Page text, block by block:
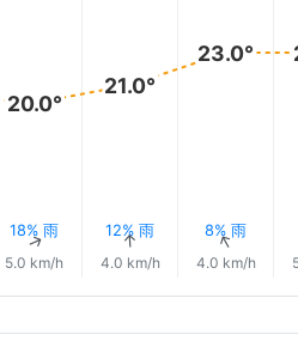
20.0°
18% 雨
↑
5.0 km/h
21.0°
12% 雨
↑
4.0 km/h
23.0°
8% 雨
↑
4.0 km/h